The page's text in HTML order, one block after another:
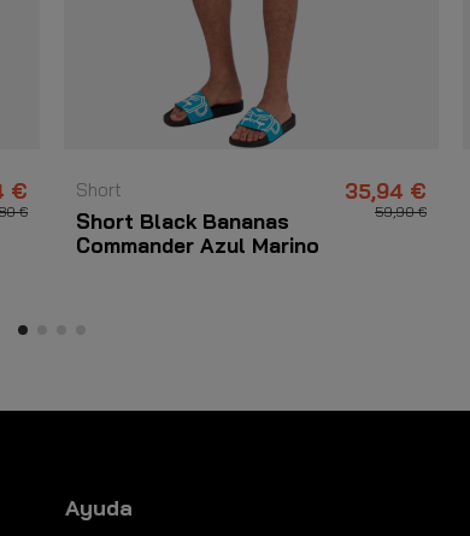
€
€
Short
Short Black Bananas
Commander Azul Marino
35,94 €
59,90 €
Ayuda